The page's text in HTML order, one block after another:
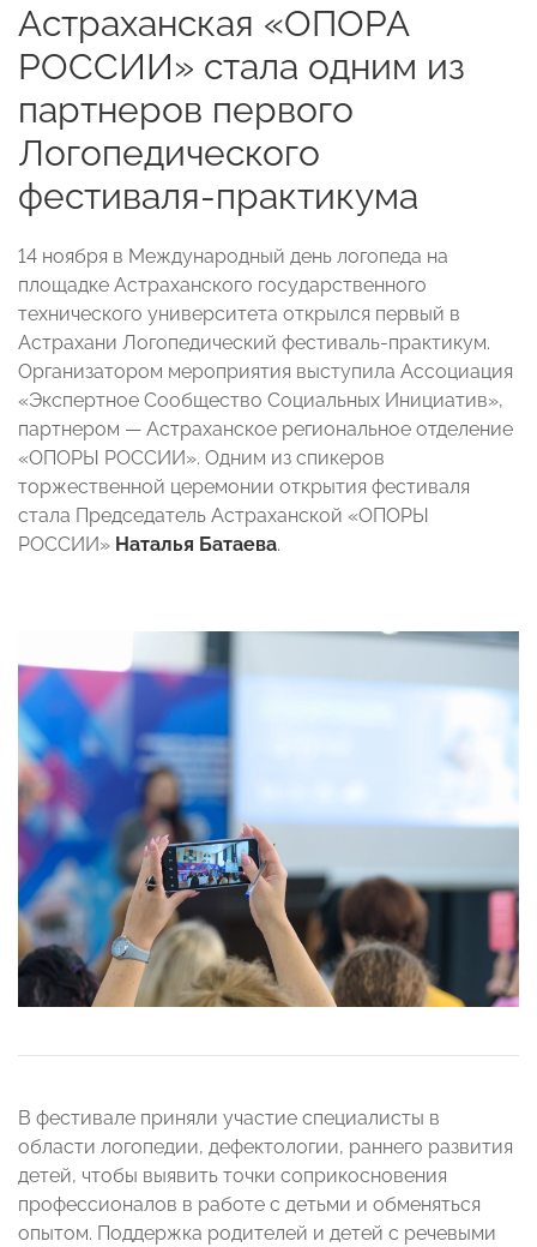
Астраханская «ОПОРА
РОССИИ» стала одним из
партнеров первого
Логопедического
фестиваля-практикума
14 ноября в Международный день логопеда на
площадке Астраханского государственного
технического университета открылся первый в
Астрахани Логопедический фестиваль-практикум.
Организатором мероприятия выступила Ассоциация
«Экспертное Сообщество Социальных Инициатив»,
партнером — Астраханское региональное отделение
«ОПОРЫ РОССИИ». Одним из спикеров
торжественной церемонии открытия фестиваля
стала Председатель Астраханской «ОПОРЫ
РОССИИ» Наталья Батаева.
В фестивале приняли участие специалисты в
области логопедии, дефектологии, раннего развития
детей, чтобы выявить точки соприкосновения
профессионалов в работе с детьми и обменяться
опытом. Поддержка родителей и детей с речевыми